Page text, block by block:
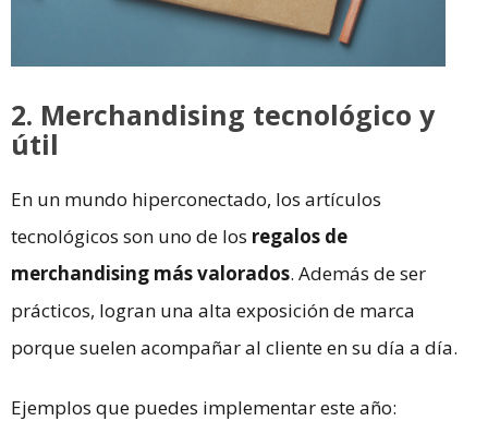
2. Merchandising tecnológico y
útil
En un mundo hiperconectado, los artículos
tecnológicos son uno de los regalos de
merchandising más valorados. Además de ser
prácticos, logran una alta exposición de marca
porque suelen acompañar al cliente en su día a día.
Ejemplos que puedes implementar este año: